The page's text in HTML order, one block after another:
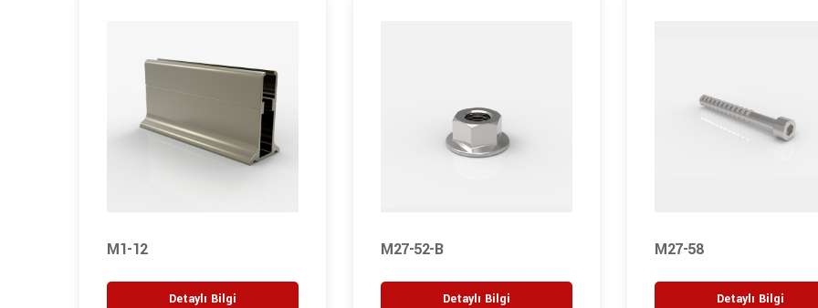
M1-12
Detaylı Bilgi
M27-52-B
Detaylı Bilgi
M27-58
Detaylı Bilgi